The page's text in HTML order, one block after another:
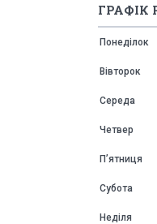
ГРАФІК
Понеділок
Вівторок
Середа
Четвер
Пʼятниця
Субота
Неділя